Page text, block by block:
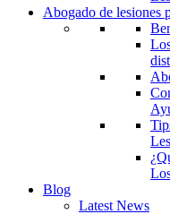
Abogado de lesiones
Blog
Latest News